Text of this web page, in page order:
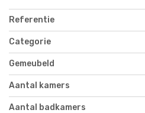
Referentie
Categorie
Gemeubeld
Aantal kamers
Aantal badkamers